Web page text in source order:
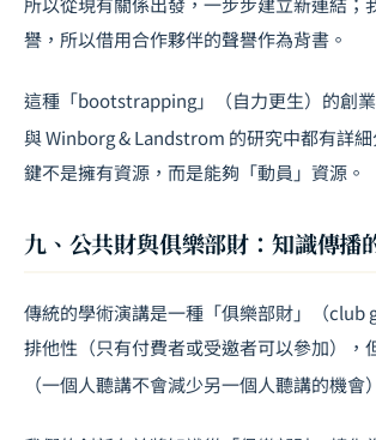
譽，所以借用合作夥伴的聲譽作為背書。
這種「bootstrapping」（自力更生）的創
與 Winborg & Landstrom 的研究中都有詳細
鍵不是擁有資源，而是能夠「動員」資源。
九、公共財與俱樂部財：知識傳播
傳統的學術演講是一種「俱樂部財」（
排他性（只有付費者或受邀者可以參加），
（一個人聽講不會減少另一個人聽講的機會